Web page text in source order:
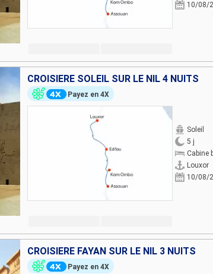
10/08/
CROISIÈRE SOLEIL SUR LE NIL 4 NUITS
Payez en 4X
Soleil
5 j
Cabine
Louxor
10/08/
CROISIÈRE FAYAN SUR LE NIL 3 NUITS
Payez en 4X